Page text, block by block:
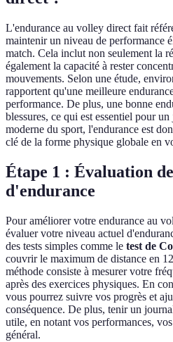
L'endurance au volley direct fait
maintenir un niveau de performance
match. Cela inclut non seulement la
également la capacité à rester
mouvements. Selon une étude,
rapportent qu'une meilleure
performance. De plus, une bonne
blessures, ce qui est essentiel pour
moderne du sport, l'endurance est
clé de la forme physique globale en
Étape 1 : Évaluation
d'endurance
Pour améliorer votre endurance au
évaluer votre niveau actuel
des tests simples comme le test de
couvrir le maximum de distance en
méthode consiste à mesurer votre
après des exercices physiques. En
vous pourrez suivre vos progrès et
conséquence. De plus, tenir un
utile, en notant vos performances,
général.